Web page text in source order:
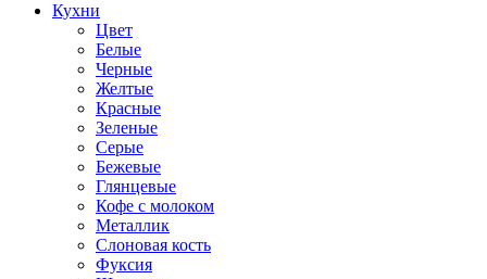
Кухни
Цвет
Белые
Черные
Желтые
Красные
Зеленые
Серые
Бежевые
Глянцевые
Кофе с молоком
Металлик
Слоновая кость
Фуксия